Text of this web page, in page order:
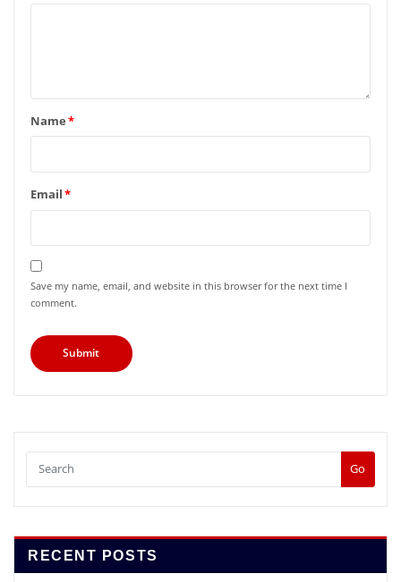
Name*
Email*
Save my name, email, and website in this browser for the next time I
comment.
Go
RECENT POSTS